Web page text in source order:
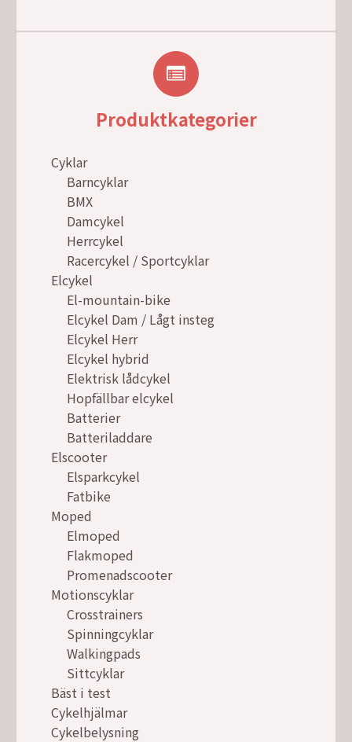
Produktkategorier
Cyklar
Barncyklar
BMX
Damcykel
Herrcykel
Racercykel / Sportcyklar
Elcykel
El-mountain-bike
Elcykel Dam / Lågt insteg
Elcykel Herr
Elcykel hybrid
Elektrisk lådcykel
Hopfällbar elcykel
Batterier
Batteriladdare
Elscooter
Elsparkcykel
Fatbike
Moped
Elmoped
Flakmoped
Promenadscooter
Motionscyklar
Crosstrainers
Spinningcyklar
Walkingpads
Sittcyklar
Bäst i test
Cykelhjälmar
Cykelbelysning